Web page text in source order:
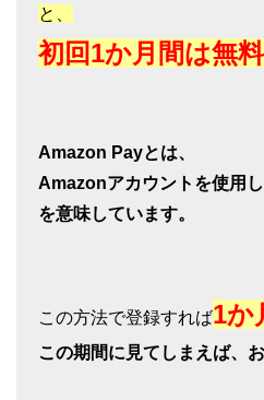
と、
初回1か月間は無料
Amazon Payとは、
Amazonアカウントを使用
を意味しています。
この方法で登録すれば1か
この期間に見てしまえば、